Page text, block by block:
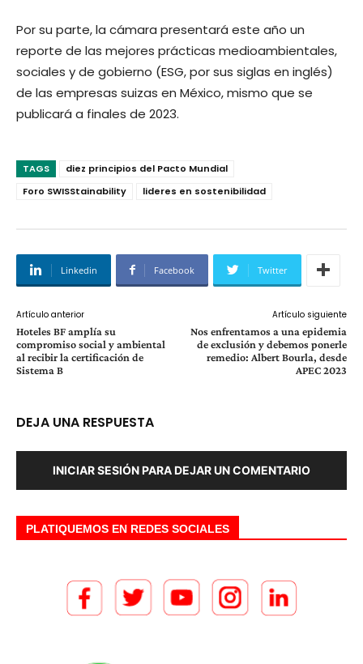
Por su parte, la cámara presentará este año un
reporte de las mejores prácticas medioambientales,
sociales y de gobierno (ESG, por sus siglas en inglés)
de las empresas suizas en México, mismo que se
publicará a finales de 2023.
TAGS
diez principios del Pacto Mundial
Foro SWISStainability
lideres en sostenibilidad
Linkedin Facebook Twitter
Artículo anterior
Hoteles BF amplía su
compromiso social y ambiental
al recibir la certificación de
Sistema B
Artículo siguiente
Nos enfrentamos a una epidemia
de exclusión y debemos ponerle
remedio: Albert Bourla, desde
APEC 2023
DEJA UNA RESPUESTA
INICIAR SESIÓN PARA DEJAR UN COMENTARIO
PLATIQUEMOS EN REDES SOCIALES